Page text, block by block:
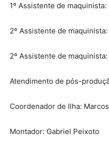
1º Assistente de
2º Assistente de
2º Assistente de
Atendimento de pós-
Coordenador de Ilha:
Montador: Gabriel Peixoto